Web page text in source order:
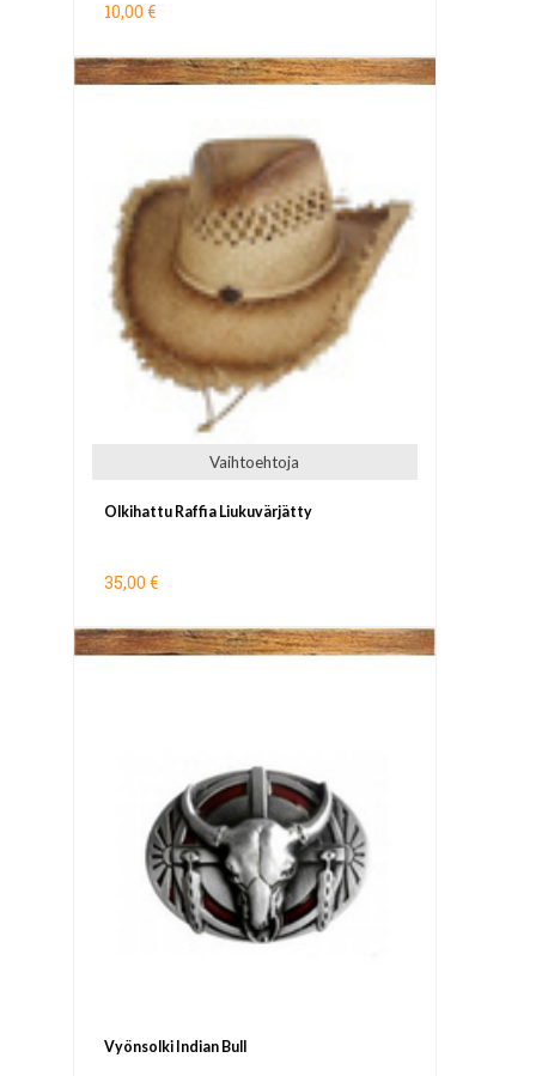
10,00 €
Vaihtoehtoja
Olkihattu Raffia Liukuvärjätty
35,00 €
Vyönsolki Indian Bull